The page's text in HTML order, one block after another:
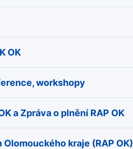
OK
workshopy
a Zpráva o plnění RAP OK
kraje (RAP OK)